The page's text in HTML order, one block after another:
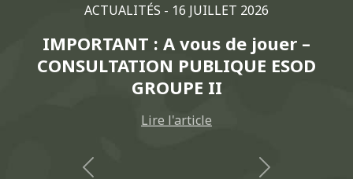
ACTUALITÉS -19 JUIN 2026
Les événements de l’été :
rencontrons-nous !
Lire l'article
Previous